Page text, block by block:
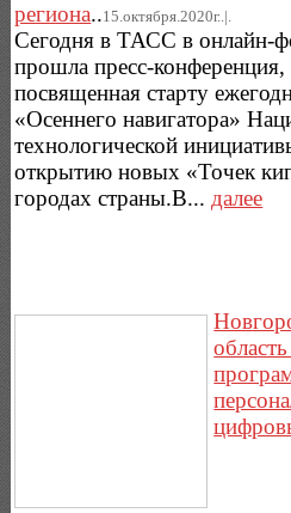
региона..15.октября.2020г..|.
Сегодня в ТАСС в онлайн-
прошла пресс-конференция,
посвященная старту
«Осеннего навигатора»
технологической
открытию новых «Точек
городах страны.В... далее